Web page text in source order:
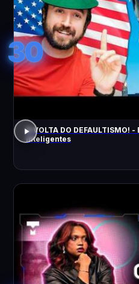
30
A VOLTA DO DEFAULTISMO!
inteligentes